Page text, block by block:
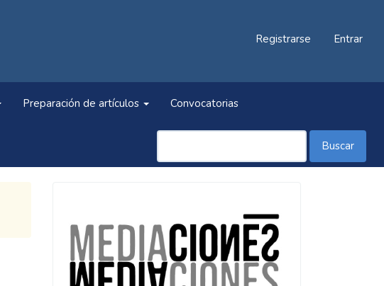
Registrarse Entrar
Preparación de artículos Convocatorias
Buscar